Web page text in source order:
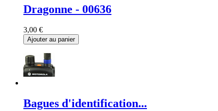
Dragonne - 00636
3,00 €
Ajouter au panier
Bagues d'identification...